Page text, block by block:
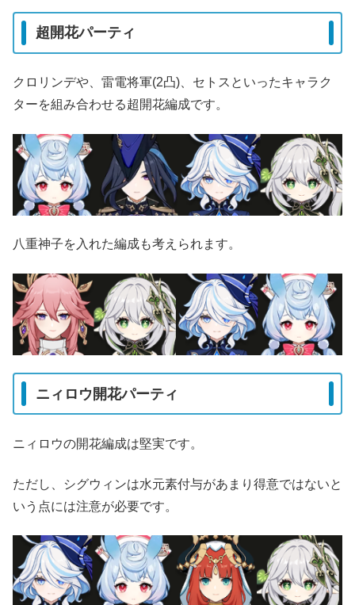
超開花パーティ
クロリンデや、雷電将軍(2凸)、セトスといったキャラク
ターを組み合わせる超開花編成です。
八重神子を入れた編成も考えられます。
ニィロウ開花パーティ
ニィロウの開花編成は堅実です。
ただし、シグウィンは水元素付与があまり得意ではないと
いう点には注意が必要です。